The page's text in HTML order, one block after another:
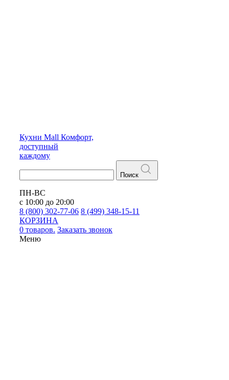
Кухни Mall Комфорт,
доступный
каждому
Поиск
ПН-ВС
с 10:00 до 20:00
8 (800) 302-77-06 8 (499) 348-15-11
КОРЗИНА
0 товаров. Заказать звонок
Меню